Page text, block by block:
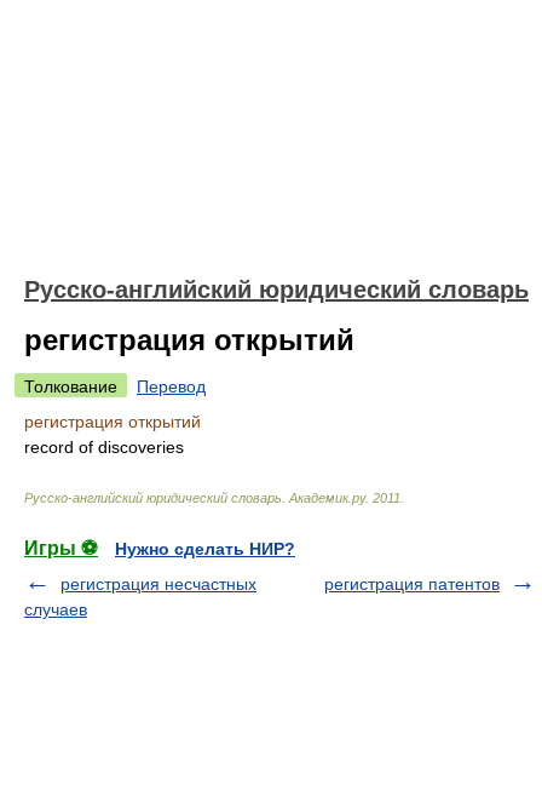
Русско-английский юридический словарь
регистрация открытий
Толкование
Перевод
регистрация открытий
record of discoveries
Русско-английский юридический словарь Академик.ру. 2011
Игры ⚽
Нужно сделать НИР?
регистрация несчастных
случаев
регистрация патентов